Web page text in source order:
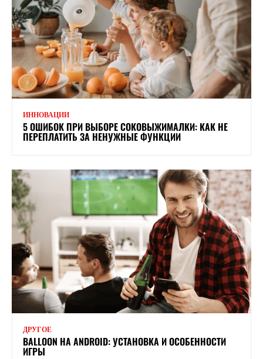
ИННОВАЦИИ
5 ОШИБОК ПРИ ВЫБОРЕ СОКОВЫЖИМАЛКИ: КАК НЕ
ПЕРЕПЛАТИТЬ ЗА НЕНУЖНЫЕ ФУНКЦИИ
ДРУГОЕ
BALLOON НА ANDROID: УСТАНОВКА И ОСОБЕННОСТИ
ИГРЫ